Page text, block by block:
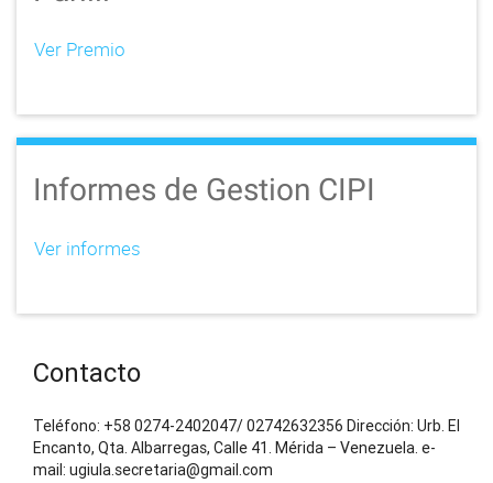
Ver Premio
Informes de Gestion CIPI
Ver informes
Contacto
Teléfono: +58 0274-2402047/ 02742632356 Dirección: Urb. El
Encanto, Qta. Albarregas, Calle 41. Mérida – Venezuela. e-
mail: ugiula.secretaria@gmail.com